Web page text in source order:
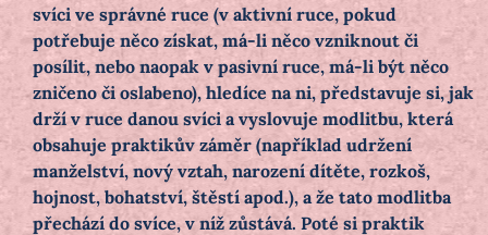
svíci ve správné ruce (v aktivní ruce, pokud
potřebuje něco získat, má-li něco vzniknout či
posílit, nebo naopak v pasivní ruce, má-li být něco
zničeno či oslabeno), hledíce na ni, představuje si, jak
drží v ruce danou svíci a vyslovuje modlitbu, která
obsahuje praktikův záměr (například udržení
manželství, nový vztah, narození dítěte, rozkoš,
hojnost, bohatství, štěstí apod.), a že tato modlitba
přechází do svíce, v níž zůstává. Poté si praktik